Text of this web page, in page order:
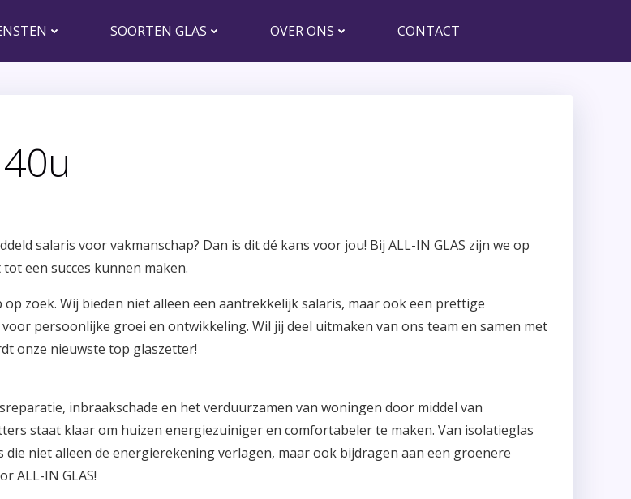
SOORTEN GLAS OVER ONS CONTACT
salaris voor vakmanschap? Dan is dit dé kans voor jou! Bij ALL-IN GLAS zijn we op
een succes kunnen maken.
zoek. Wij bieden niet alleen een aantrekkelijk salaris, maar ook een prettige
persoonlijke groei en ontwikkeling. Wil jij deel uitmaken van ons team en samen met
onze nieuwste top glaszetter!
inbraakschade en het verduurzamen van woningen door middel van
staat klaar om huizen energiezuiniger en comfortabeler te maken. Van isolatieglas
niet alleen de energierekening verlagen, maar ook bijdragen aan een groenere
ALL-IN GLAS!